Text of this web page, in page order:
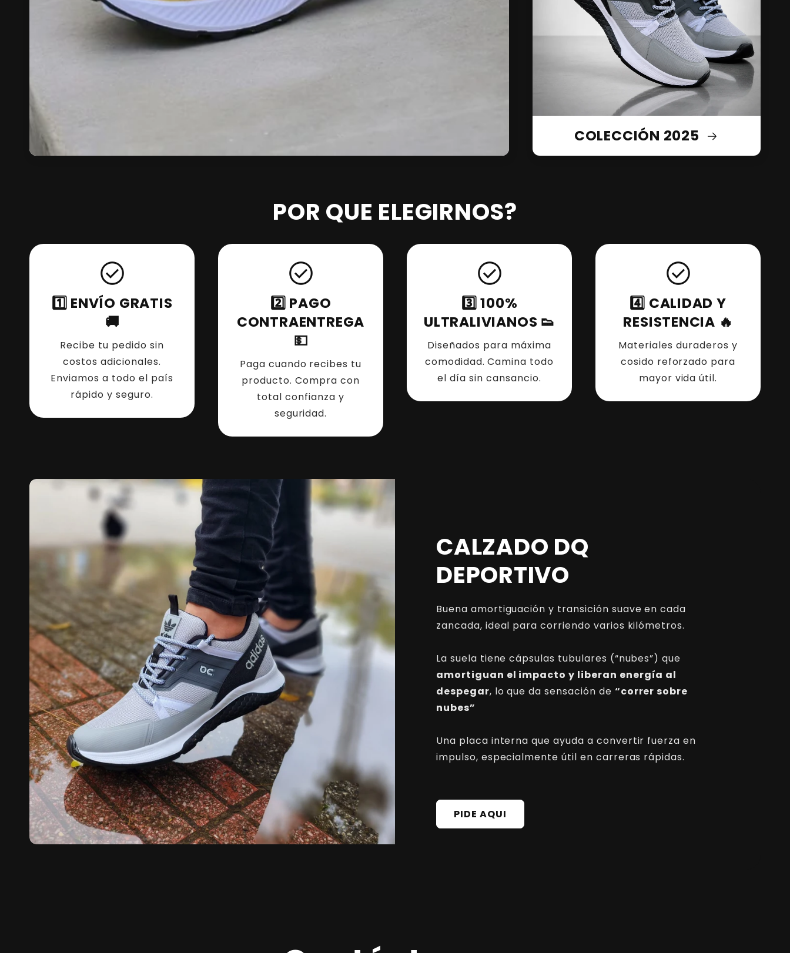
COLECCIÓN 2025
POR QUE ELEGIRNOS?
check_circle
1️⃣ ENVÍO GRATIS
🚚
Recibe tu pedido sin
costos adicionales.
Enviamos a todo el país
rápido y seguro.
check_circle
2️⃣ PAGO
CONTRAENTREGA
💵
Paga cuando recibes tu
producto. Compra con
total confianza y
seguridad.
check_circle
3️⃣ 100%
ULTRALIVIANOS 👟
Diseñados para máxima
comodidad. Camina todo
el día sin cansancio.
check_circle
4️⃣ CALIDAD Y
RESISTENCIA 🔥
Materiales duraderos y
cosido reforzado para
mayor vida útil.
CALZADO DQ
DEPORTIVO
Buena amortiguación y transición suave en cada
zancada, ideal para corriendo varios kilómetros.
La suela tiene cápsulas tubulares (“nubes”) que
amortiguan el impacto y liberan energía al
despegar, lo que da sensación de “correr sobre
nubes”
Una placa interna que ayuda a convertir fuerza en
impulso, especialmente útil en carreras rápidas.
PIDE AQUI